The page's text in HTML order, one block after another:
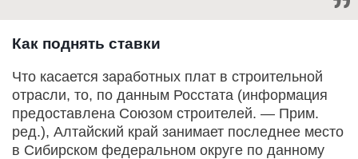
Как поднять ставки
Что касается заработных плат в строительной
отрасли, то, по данным Росстата (информация
предоставлена Союзом строителей. — Прим.
ред.), Алтайский край занимает последнее место
в Сибирском федеральном округе по данному